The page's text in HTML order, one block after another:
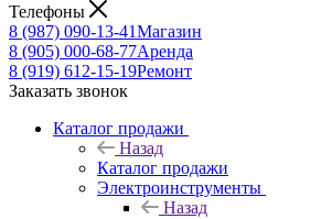
Телефоны
8 (987) 090-13-41Магазин
8 (905) 000-68-77Аренда
8 (919) 612-15-19Ремонт
Заказать звонок
Каталог продажи
Назад
Каталог продажи
Электроинструменты
Назад